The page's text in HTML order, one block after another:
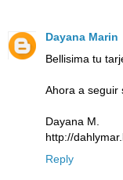
Dayana Marin
Bellisima tu
Ahora a seguir
Dayana M.
http://
Reply